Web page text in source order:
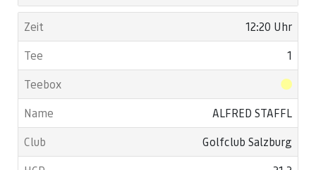
12:20 Uhr
1
ALFRED STAFFL
Golfclub Salzburg